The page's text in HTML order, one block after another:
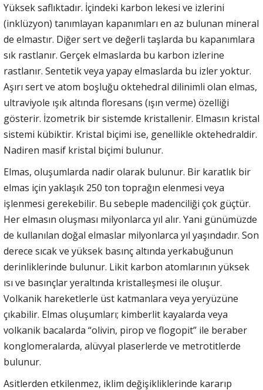
Yüksek saflıktadır. İçindeki karbon lekesi ve izlerini
(inklüzyon) tanımlayan kapanımları en az bulunan mineral
de elmastır. Diğer sert ve değerli taşlarda bu kapanımlara
sık rastlanır. Gerçek elmaslarda bu karbon izlerine
rastlanır. Sentetik veya yapay elmaslarda bu izler yoktur.
Aşırı sert ve atom boşluğu oktehedral dilinimli olan elmas,
ultraviyole ışık altında floresans (ışın verme) özelliği
gösterir. İzometrik bir sistemde kristallenir. Elmasın kristal
sistemi kübiktir. Kristal biçimi ise, genellikle oktehedraldir.
Nadiren masif kristal biçimi bulunur.
Elmas, oluşumlarda nadir olarak bulunur. Bir karatlık bir
elmas için yaklaşık 250 ton toprağın elenmesi veya
işlenmesi gerekebilir. Bu sebeple madenciliği çok güçtür.
Her elmasın oluşması milyonlarca yıl alır. Yani günümüzde
de kullanılan doğal elmaslar milyonlarca yıl yaşındadır. Son
derece sıcak ve yüksek basınç altında yerkabuğunun
derinliklerinde bulunur. Likit karbon atomlarının yüksek
ısı ve basınçlar yeraltında kristalleşmesi ile oluşur.
Volkanik hareketlerle üst katmanlara veya yeryüzüne
çıkabilir. Elmas oluşumları; kimberlit kayalarda veya
volkanik bacalarda “olivin, pirop ve flogopit” ile beraber
konglomeralarda, alüvyal plaserlerde ve metrotitlerde
bulunur.
Asitlerden etkilenmez, iklim değişikliklerinde kararıp